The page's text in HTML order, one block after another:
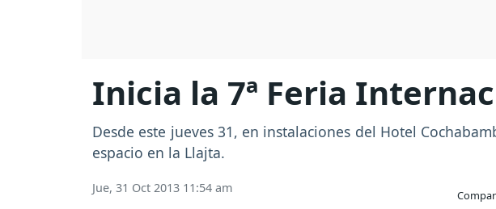
Inicia la 7ª Feria
Desde este jueves 31, en instalaciones del Hotel
espacio en la Llajta.
Jue, 31 Oct 2013 11:54 am